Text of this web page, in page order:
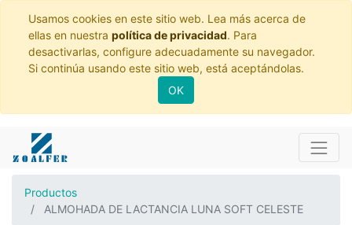
Usamos cookies en este sitio web. Lea más acerca de
ellas en nuestra política de privacidad. Para
desactivarlas, configure adecuadamente su navegador.
Si continúa usando este sitio web, está aceptándolas.
OK
Productos
ALMOHADA DE LACTANCIA LUNA SOFT CELESTE